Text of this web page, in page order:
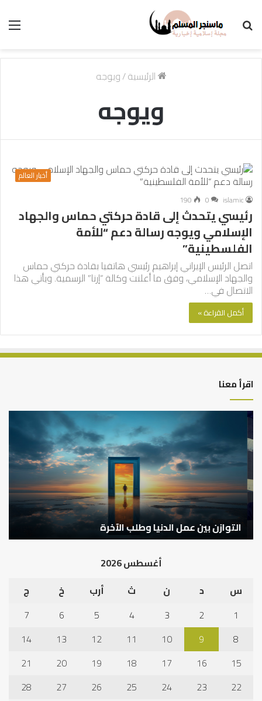
الرئيسية/ويوجه
ويوجه
أخبار العالم
islamic
0
190
رئيسي يتحدث إلى قادة حركتي حماس والجهاد
الإسلامي ويوجه رسالة دعم “للأمة
الفلسطينية”
اتصل الرئيس الإيراني إبراهيم رئيسي هاتفيا بقادة حركتي حماس
والجهاد الإسلامي، وفق ما أعلنت وكالة “إرنا” الرسمية. ويأتي هذا
الاتصال في…
أكمل القراءة »
اقرأ معنا
التوازن
عمل
الدنيا
وطلب
الآخرة
التوازن بين عمل الدنيا وطلب الآخرة
أغسطس 2026
س
د ن ث أرب خ
ج
1
2
3
4
5
6
7
8
9
10
11
12
13
14
15
16
17
18
19
20
21
22
23
24
25
26
27
28